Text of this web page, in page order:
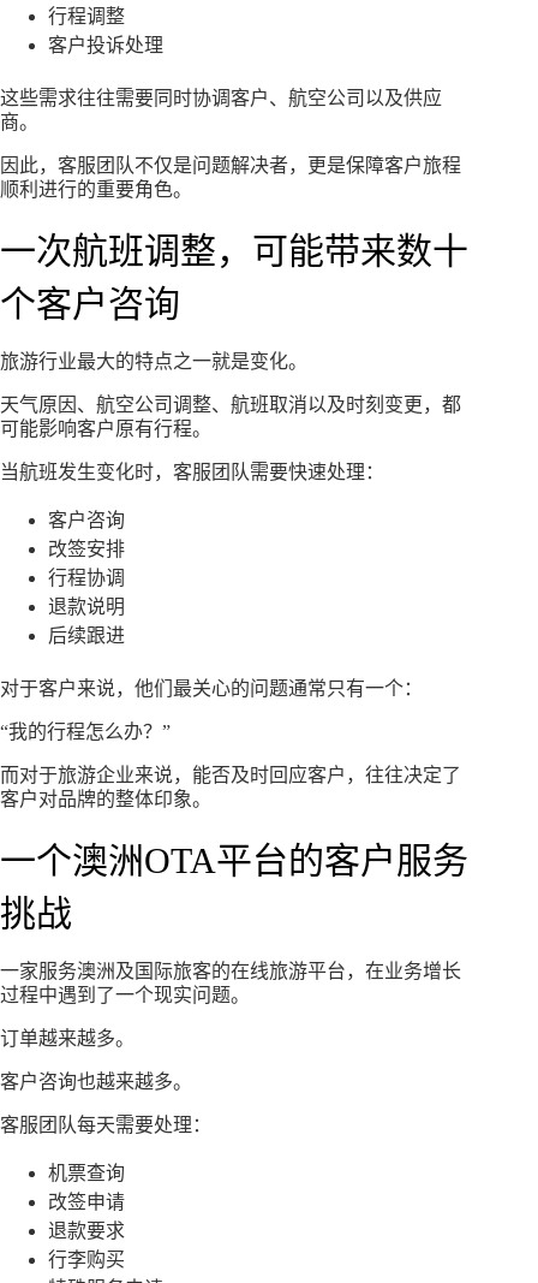
行程调整
客户投诉处理
这些需求往往需要同时协调客户、航空公司以及供应
商。
因此，客服团队不仅是问题解决者，更是保障客户旅程
顺利进行的重要角色。
一次航班调整，可能带来数十
个客户咨询
旅游行业最大的特点之一就是变化。
天气原因、航空公司调整、航班取消以及时刻变更，都
可能影响客户原有行程。
当航班发生变化时，客服团队需要快速处理：
客户咨询
改签安排
行程协调
退款说明
后续跟进
对于客户来说，他们最关心的问题通常只有一个：
“我的行程怎么办？”
而对于旅游企业来说，能否及时回应客户，往往决定了
客户对品牌的整体印象。
一个澳洲OTA平台的客户服务
挑战
一家服务澳洲及国际旅客的在线旅游平台，在业务增长
过程中遇到了一个现实问题。
订单越来越多。
客户咨询也越来越多。
客服团队每天需要处理：
机票查询
改签申请
退款要求
行李购买